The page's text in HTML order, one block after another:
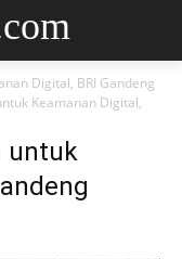
Digital, BRI Gandeng
Keamanan Digital,
untuk